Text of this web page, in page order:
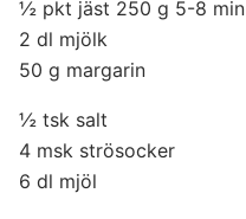
½ pkt jäst 250 g 5-8 min
2 dl mjölk
50 g margarin
½ tsk salt
4 msk strösocker
6 dl mjöl